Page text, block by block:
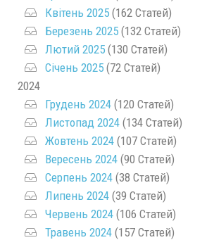
Квітень 2025 (162 Статей)
Березень 2025 (132 Статей)
Лютий 2025 (130 Статей)
Січень 2025 (72 Статей)
2024
Грудень 2024 (120 Статей)
Листопад 2024 (134 Статей)
Жовтень 2024 (107 Статей)
Вересень 2024 (90 Статей)
Серпень 2024 (38 Статей)
Липень 2024 (39 Статей)
Червень 2024 (106 Статей)
Травень 2024 (157 Статей)